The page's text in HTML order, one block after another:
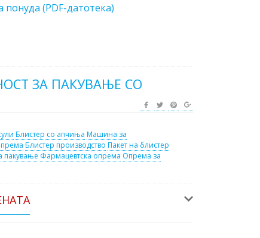
(PDF-датотека)
ЗА ПАКУВАЊЕ СО
Блистер со апчиња Машина за
Блистер производство Пакет на блистер
пакување Фармацевтска опрема Опрема за